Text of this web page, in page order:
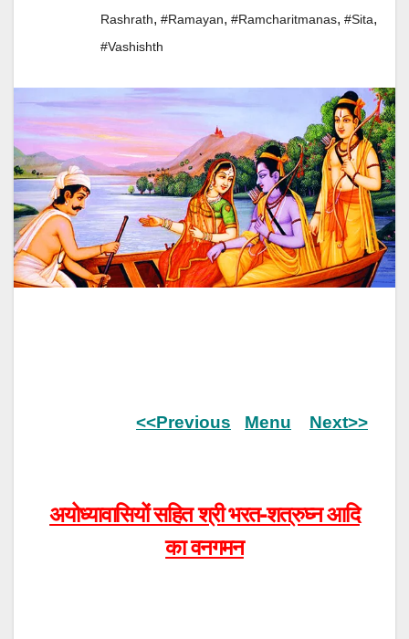
Rashrath, #ramayan, #ramcharitmanas, #sita,
#vashishth
<<Previous Menu Next>>
अयोध्यावासियों सहित श्री भरत-शत्रुघ्न आदि
का वनगमन